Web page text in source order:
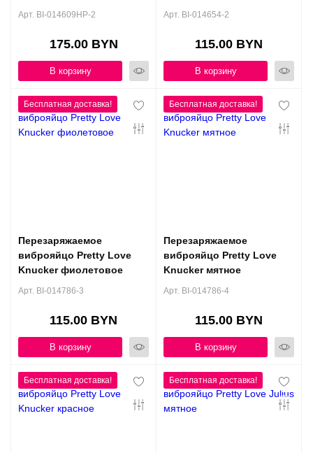
Арт. BI-014609HP-2
175.00 BYN
В корзину
Арт. BI-014654-2
115.00 BYN
В корзину
Перезаряжаемое
виброяйцо Pretty Love
Knucker фиолетовое
Арт. BI-014786-3
115.00 BYN
В корзину
Перезаряжаемое
виброяйцо Pretty Love
Knucker мятное
Арт. BI-014786-4
115.00 BYN
В корзину